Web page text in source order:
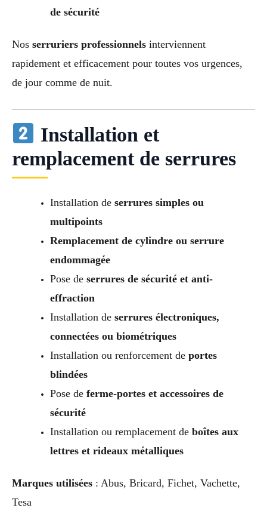
de sécurité
Nos serruriers professionnels interviennent
rapidement et efficacement pour toutes vos urgences,
de jour comme de nuit.
Installation et
remplacement de serrures
Installation de serrures simples ou
multipoints
Remplacement de cylindre ou serrure
endommagée
Pose de serrures de sécurité et anti-
effraction
Installation de serrures électroniques,
connectées ou biométriques
Installation ou renforcement de portes
blindées
Pose de ferme-portes et accessoires de
sécurité
Installation ou remplacement de boîtes aux
lettres et rideaux métalliques
Marques utilisées : Abus, Bricard, Fichet, Vachette,
Tesa